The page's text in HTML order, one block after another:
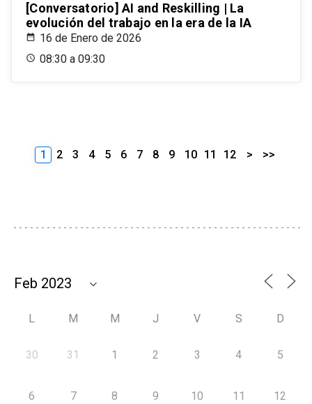
[Conversatorio] AI and Reskilling | La
evolución del trabajo en la era de la IA
16 de Enero de 2026
08:30 a 09:30
1 2 3 4 5 6 7 8 9 10 11 12 > >>
L M M J V S D
30 31 1 2 3 4 5
6 7 8 9 10 11 12